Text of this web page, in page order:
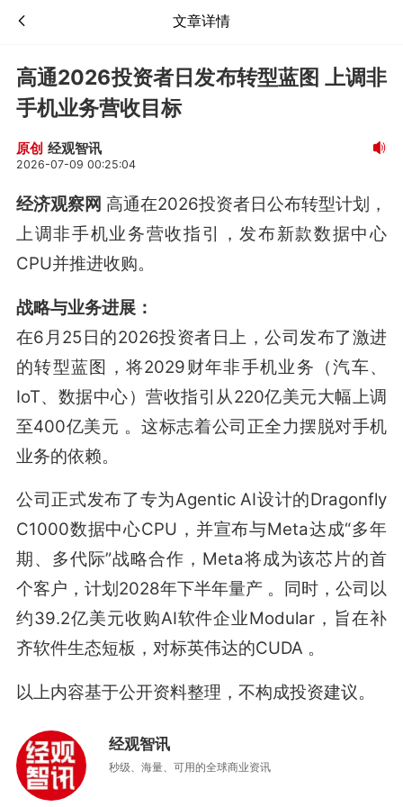
文章详情
高通2026投资者日发布转型蓝图 上调非
手机业务营收目标
原创 经观智讯
2026-07-09 00:25:04
经济观察网 高通在2026投资者日公布转型计划，
上调非手机业务营收指引，发布新款数据中心
CPU并推进收购。
战略与业务进展：
在6月25日的2026投资者日上，公司发布了激进
的转型蓝图，将2029财年非手机业务（汽车、
IoT、数据中心）营收指引从220亿美元大幅上调
至400亿美元 。这标志着公司正全力摆脱对手机
业务的依赖。
公司正式发布了专为Agentic AI设计的Dragonfly
C1000数据中心CPU，并宣布与Meta达成“多年
期、多代际”战略合作，Meta将成为该芯片的首
个客户，计划2028年下半年量产 。同时，公司以
约39.2亿美元收购AI软件企业Modular，旨在补
齐软件生态短板，对标英伟达的CUDA 。
以上内容基于公开资料整理，不构成投资建议。
经观智讯
秒级、海量、可用的全球商业资讯